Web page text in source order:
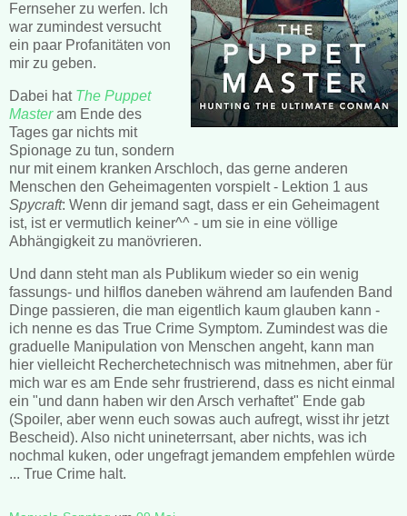
Fernseher zu werfen. Ich
war zumindest versucht
ein paar Profanitäten von
mir zu geben.
Dabei hat The Puppet
Master am Ende des
Tages gar nichts mit
Spionage zu tun, sondern
nur mit einem kranken Arschloch, das gerne anderen
Menschen den Geheimagenten vorspielt - Lektion 1 aus
Spycraft: Wenn dir jemand sagt, dass er ein Geheimagent
ist, ist er vermutlich keiner^^ - um sie in eine völlige
Abhängigkeit zu manövrieren.
Und dann steht man als Publikum wieder so ein wenig
fassungs- und hilflos daneben während am laufenden Band
Dinge passieren, die man eigentlich kaum glauben kann -
ich nenne es das True Crime Symptom. Zumindest was die
graduelle Manipulation von Menschen angeht, kann man
hier vielleicht Recherchetechnisch was mitnehmen, aber für
mich war es am Ende sehr frustrierend, dass es nicht einmal
ein "und dann haben wir den Arsch verhaftet" Ende gab
(Spoiler, aber wenn euch sowas auch aufregt, wisst ihr jetzt
Bescheid). Also nicht unineterrsant, aber nichts, was ich
nochmal kuken, oder ungefragt jemandem empfehlen würde
... True Crime halt.